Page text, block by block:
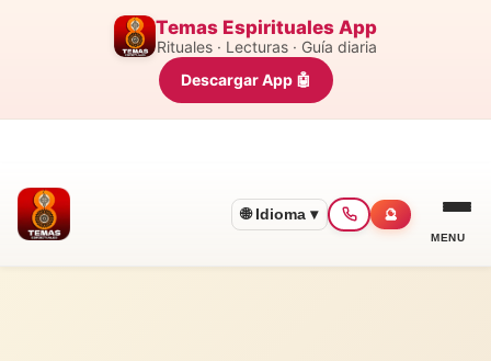
Temas Espirituales App
Rituales · Lecturas · Guía diaria
Descargar App 🤖
🌐 Idioma ▾ 🔮
MENU